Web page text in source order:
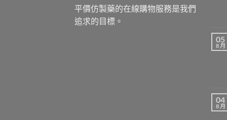
平價仿製藥的在線購物服務是我們
追求的目標。
05
8 月
04
8 月